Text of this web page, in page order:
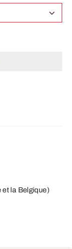
et la Belgique)